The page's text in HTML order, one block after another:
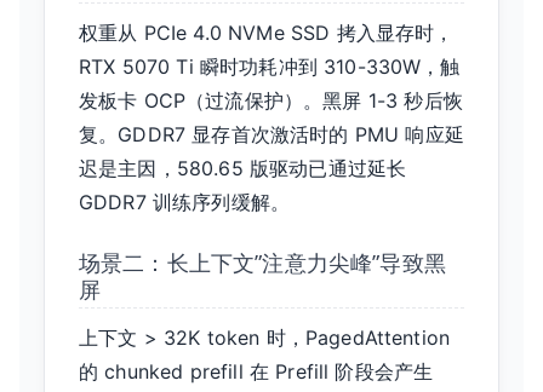
权重从 PCIe 4.0 NVMe SSD 拷入显存时，
RTX 5070 Ti 瞬时功耗冲到 310-330W，触
发板卡 OCP（过流保护）。黑屏 1-3 秒后恢
复。GDDR7 显存首次激活时的 PMU 响应延
迟是主因，580.65 版驱动已通过延长
GDDR7 训练序列缓解。
场景二：长上下文”注意力尖峰”导致黑
屏
上下文 > 32K token 时，PagedAttention
的 chunked prefill 在 Prefill 阶段会产生